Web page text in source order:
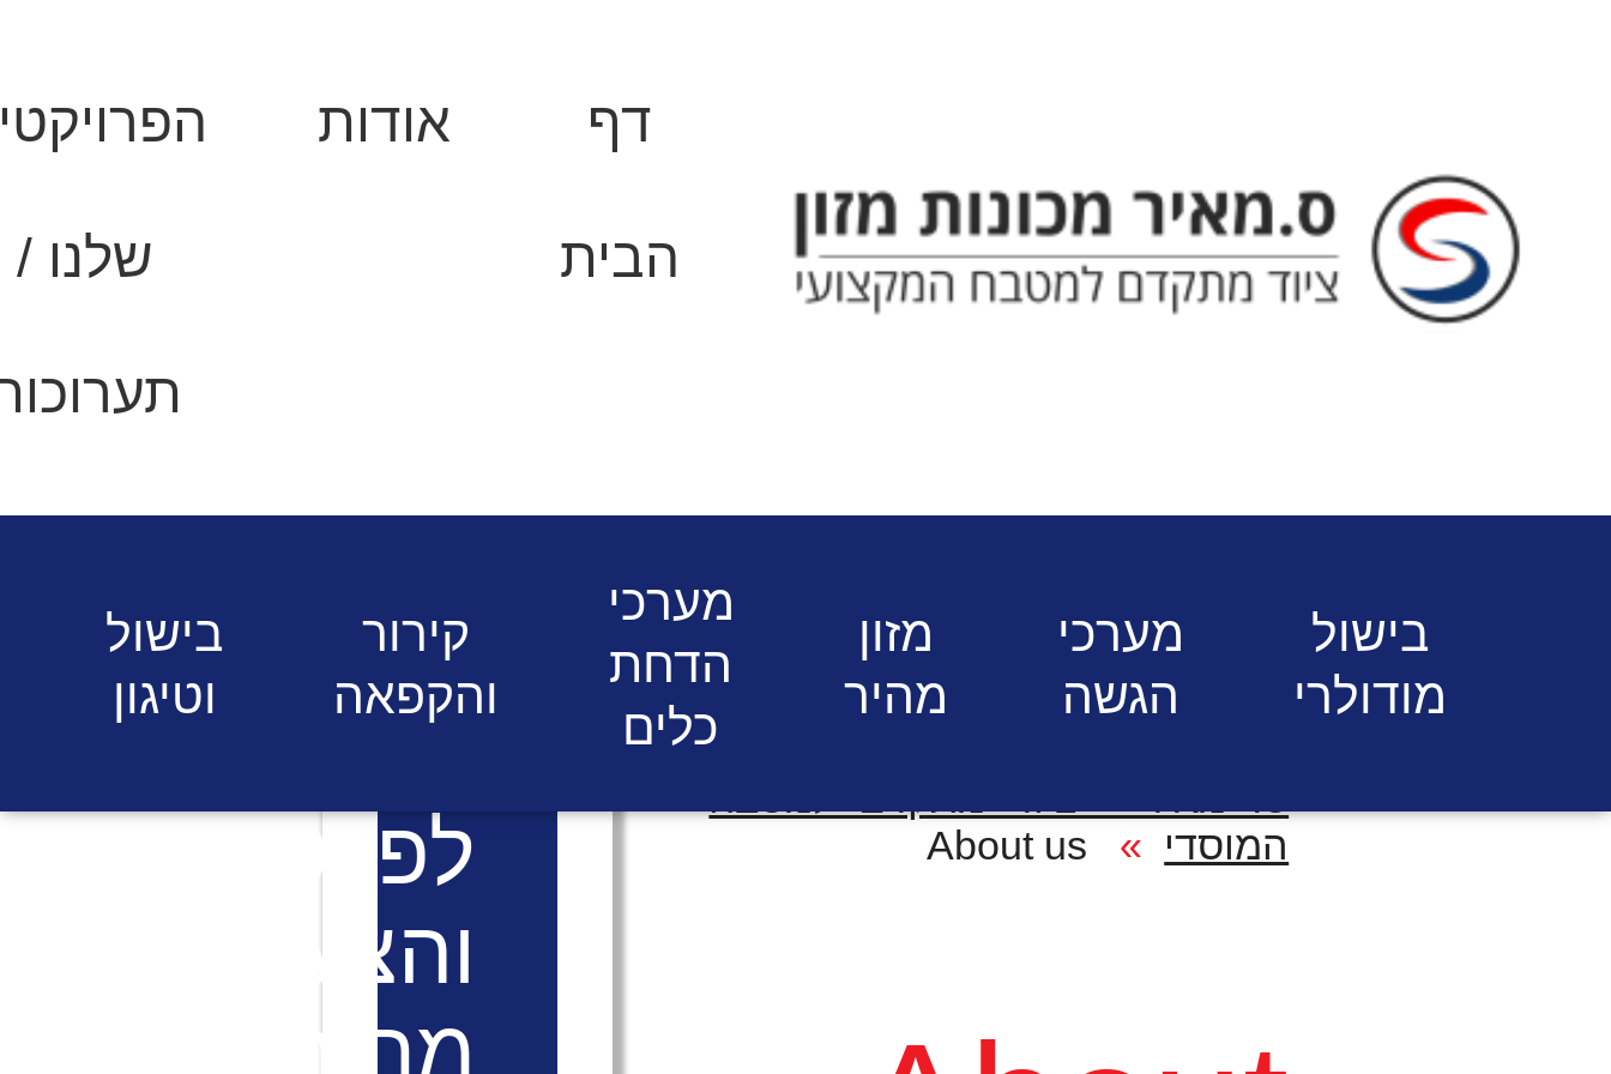
דף
הבית
אודות
שלנו /
בישול
מודולרי
מערכי
הגשה
מזון
מהיר
מערכי
הדחת
כלים
קירור
והקפאה
בישול
וטיגון
המוסדי
לפרטים
והצעות
מחיר